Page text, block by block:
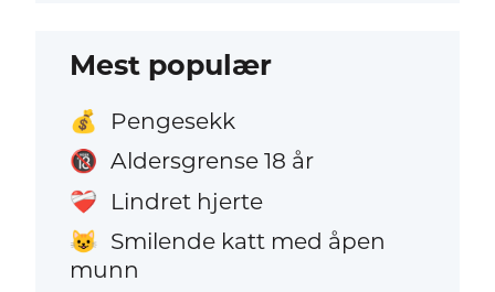
Mest populær
💰 Pengesekk
🔞 Aldersgrense 18 år
❤️‍🩹 Lindret hjerte
😺 Smilende katt med åpen
munn